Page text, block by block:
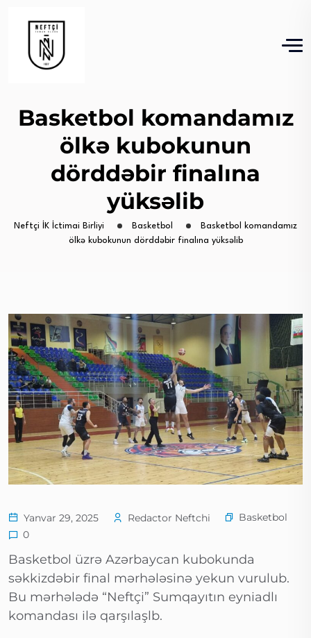
Basketbol komandamız
ölkə kubokunun
dörddəbir finalına
yüksəlib
Neftçi İK İctimai Birliyi Basketbol
Basketbol komandamız
ölkə kubokunun dörddəbir finalına yüksəlib
Yanvar 29, 2025 Redactor Neftchi
Basketbol
0
Basketbol üzrə Azərbaycan kubokunda
səkkizdəbir final mərhələsinə yekun vurulub.
Bu mərhələdə “Neftçi” Sumqayıtın eyniadlı
komandası ilə qarşılaşlb.